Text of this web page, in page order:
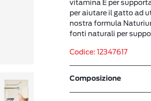
vitamina E per
per aiutare il gatto ad
nostra formula
fonti naturali per
Codice: 12347617
Composizione